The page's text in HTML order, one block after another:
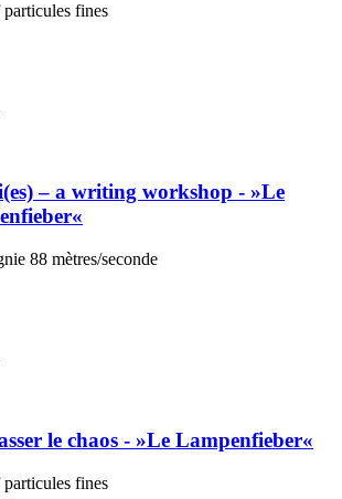
fines
– a writing workshop - »Le
88 mètres/seconde
le chaos - »Le Lampenfieber«
fines